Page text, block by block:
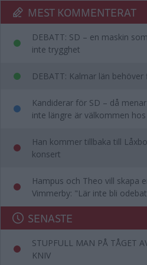
MEST KOMMENTERAT
DEBATT: SD – en maskin
inte trygghet
DEBATT: Kalmar län
Kandiderar för SD – då
inte längre är välkommen hos
Han kommer tillbaka till
konsert
Hampus och Theo vill skapa
Vimmerby: "Lär inte bli
SENASTE
STUPFULL MAN PÅ TÅGET
KNIV